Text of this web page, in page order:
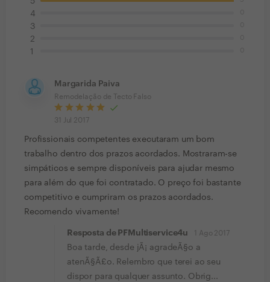
4
3
2
1
Margarida Paiva
Remodelação de Tecto Falso
31 Jul 2017
Profissionais competentes executaram um bom
trabalho dentro dos prazos acordados. Mostraram-se
simpáticos e sempre disponíveis para ajudar mesmo
para além do que foi contratado. O preço foi bastante
competitivo e cumpriram os prazos acordados.
Recomendo vivamente!
Resposta de PFMultiservice4u 1 Ago 2017
Boa tarde, desde jÃ¡ agradeÃ§o a
atenÃ§Ã£o. Relembro que terei ao seu
dispor para qualquer assunto. Obrig...